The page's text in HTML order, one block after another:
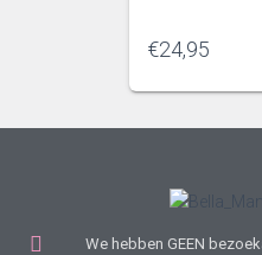
€24,95
We hebben GEEN